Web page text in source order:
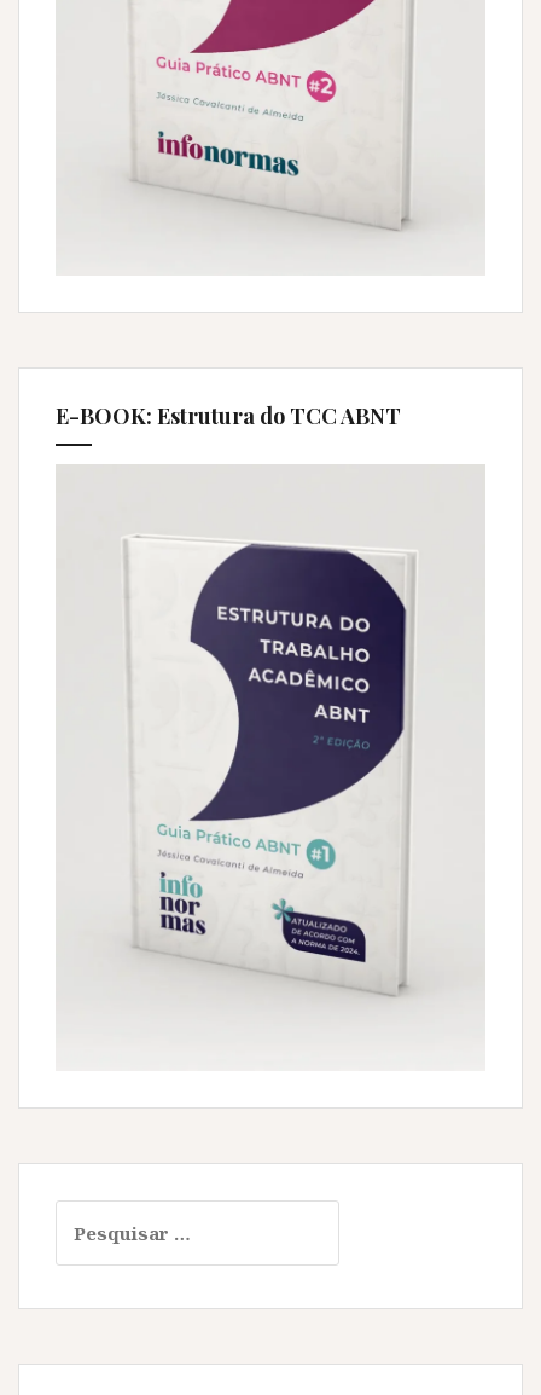
E-BOOK: Estrutura do TCC ABNT
por: